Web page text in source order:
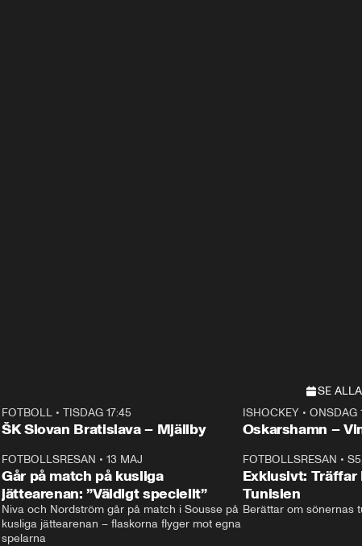
SE ALLA
Plus
FOTBOLL• TISDAG 17:45
ŠK Slovan Bratislava – Mjällby
Plus
ISHOCKEY• ONSDAG
Oskarshamn –
FOTBOLLSRESAN • 13 MAJ
Går på match på kusliga
jättearenan: ”Väldigt speciellt”
Niva och Nordström går på match i Sousse på
kusliga jättearenan – flaskorna flyger mot egna
spelarna
FOTBOLLSRESAN •
Exklusivt: Träffar
Tunisien
Berättar om sönernas